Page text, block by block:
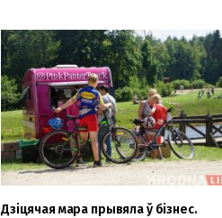
Дзіцячая мара прывяла ў бізнес.